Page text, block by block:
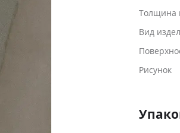
Толщина
Вид
Рисунок